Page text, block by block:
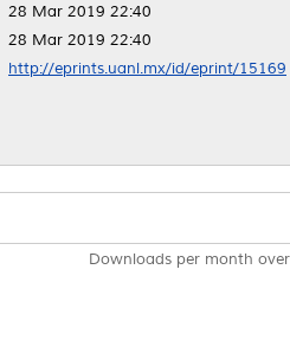
28 Mar 2019 22:40
28 Mar 2019 22:40
http://eprints.uanl.mx/id/eprint/15169
Downloads per month